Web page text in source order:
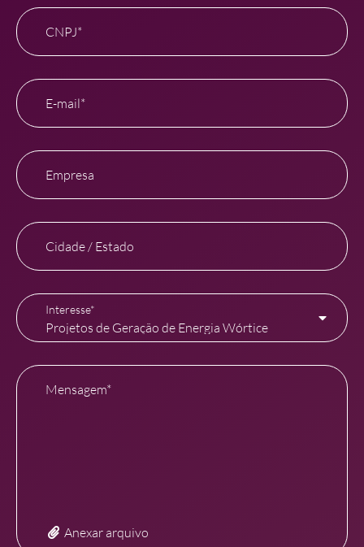
CNPJ*
E-mail*
Empresa
Cidade / Estado
Interesse*
Mensagem*
Anexar arquivo